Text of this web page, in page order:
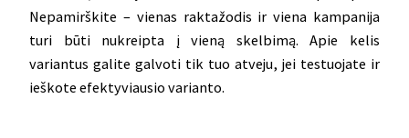
Nepamirškite – vienas raktažodis ir viena kampanija
turi būti nukreipta į vieną skelbimą. Apie kelis
variantus galite galvoti tik tuo atveju, jei testuojate ir
ieškote efektyviausio varianto.